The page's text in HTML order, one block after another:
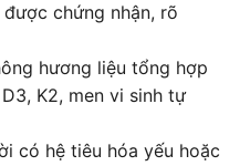
chứng nhận, rõ
hương liệu tổng hợp
K2, men vi sinh tự
có hệ tiêu hóa yếu hoặc